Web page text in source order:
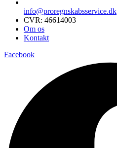
info@proregnskabsservice.dk
CVR: 46614003
Om os
Kontakt
Facebook